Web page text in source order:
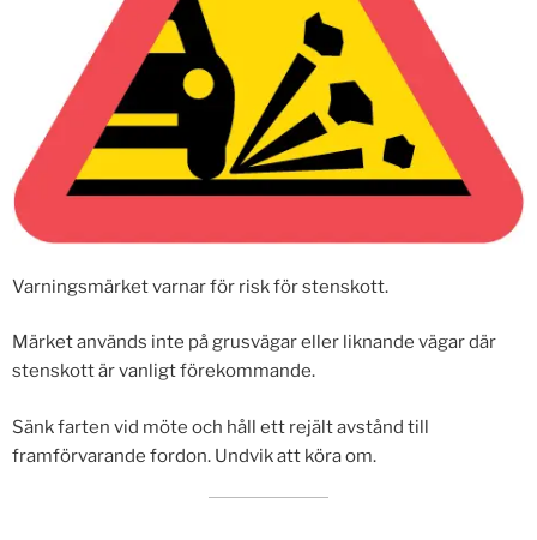
Varningsmärket varnar för risk för stenskott.
Märket används inte på grusvägar eller liknande vägar där
stenskott är vanligt förekommande.
Sänk farten vid möte och håll ett rejält avstånd till
framförvarande fordon. Undvik att köra om.